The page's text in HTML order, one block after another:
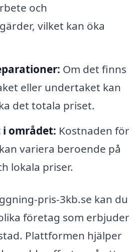
och
vilket kan öka
Om det finns
eller undertaket kan
det totala priset.
området: Kostnaden för
variera beroende på
lokala priser.
pris-3kb.se kan du
företag som erbjuder
Plattformen hjälper